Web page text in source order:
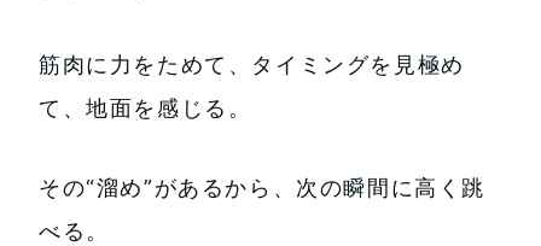
筋肉に力をためて、タイミングを見極め
て、地面を感じる。
その“溜め”があるから、次の瞬間に高く跳
べる。